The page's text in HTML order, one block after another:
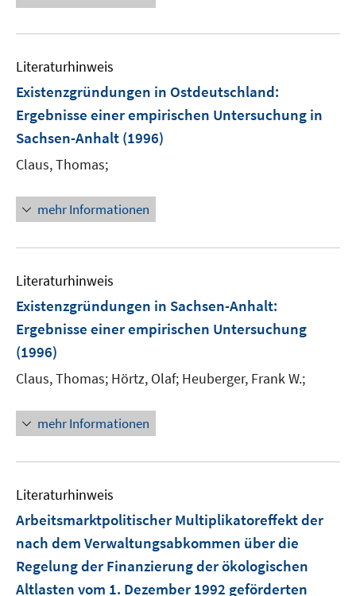
Literaturhinweis
Existenzgründungen in Ostdeutschland:
Ergebnisse einer empirischen Untersuchung in
Sachsen-Anhalt (1996)
Claus, Thomas;
mehr Informationen
Literaturhinweis
Existenzgründungen in Sachsen-Anhalt:
Ergebnisse einer empirischen Untersuchung
(1996)
Claus, Thomas; Hörtz, Olaf; Heuberger, Frank W.;
mehr Informationen
Literaturhinweis
Arbeitsmarktpolitischer Multiplikatoreffekt der
nach dem Verwaltungsabkommen über die
Regelung der Finanzierung der ökologischen
Altlasten vom 1. Dezember 1992 geförderten